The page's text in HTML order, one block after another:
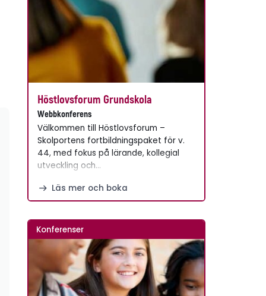
Höstlovsforum Grundskola
Webbkonferens
Välkommen till Höstlovsforum –
Skolportens fortbildningspaket för v.
44, med fokus på lärande, kollegial
utveckling och…
Läs mer och boka
Konferenser